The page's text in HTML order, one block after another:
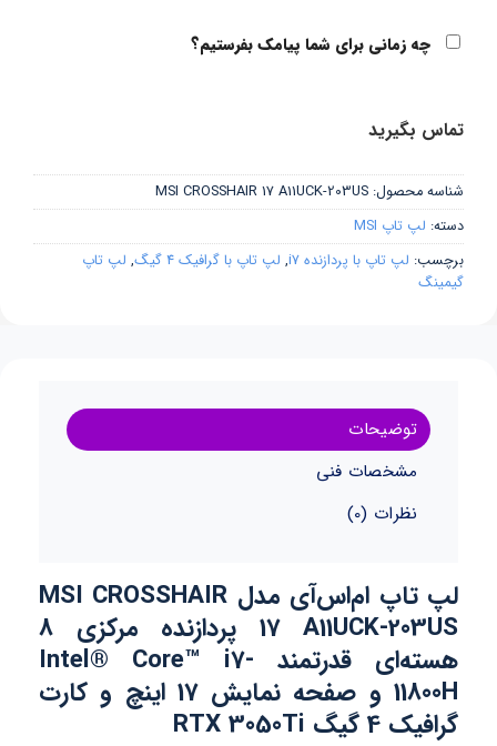
چه زمانی برای شما پیامک بفرستیم؟
تماس بگیرید
شناسه محصول: MSI CROSSHAIR 17 A11UCK-203US
دسته: لپ تاپ MSI
برچسب: لپ تاپ با پردازنده i7 , لپ تاپ با گرافیک 4 گیگ , لپ تاپ
گیمینگ
توضیحات
مشخصات فنی
نظرات (0)
لپ تاپ ام‌اس‌آی مدل MSI CROSSHAIR
17 A11UCK-203US پردازنده مرکزی 8
هسته‌ای قدرتمند Intel® Core™ i7-
11800H و صفحه نمایش 17 اینچ و کارت
گرافیک 4 گیگ RTX 3050Ti